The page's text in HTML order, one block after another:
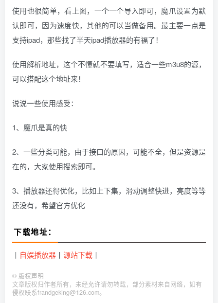
使用也很简单，看上图，一个一个导入即可，魔爪设置为默
认即可，因为速度快，其他的可以当做备用。最主要一点是
支持ipad，那些找了半天ipad播放器的有福了！
使用解析地址，这个不懂就不要填写，适合一些m3u8的源，
可以搭配这个地址来！
说说一些使用感受：
1、魔爪是真的快
2、一些分类可能，由于接口的原因，可能不全，但是资源是
在的，大家使用搜索即可。
3、播放器还得优化，比如上下集，滑动调整快进，亮度等等
还没有，希望官方优化
下载地址：
丨 自娱播放器 丨 源站下载 丨
© 版权声明
文章版权归作者所有，未经允许请勿转载，部分素材来自网络，如有
侵权联系frandgeking@126.com。